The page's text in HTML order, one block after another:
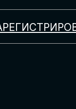
ЦИФРОВИЗАЦИЯ